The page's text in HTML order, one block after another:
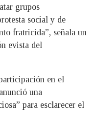
grupos
social y de
fratricida”, señala un
evista del
en el
una
para esclarecer el